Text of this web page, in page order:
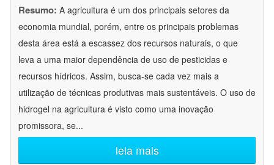
Resumo: A agricultura é um dos principais setores da
economia mundial, porém, entre os principais problemas
desta área está a escassez dos recursos naturais, o que
leva a uma maior dependência de uso de pesticidas e
recursos hídricos. Assim, busca-se cada vez mais a
utilização de técnicas produtivas mais sustentáveis. O uso de
hidrogel na agricultura é visto como uma inovação
promissora, se...
leia mais